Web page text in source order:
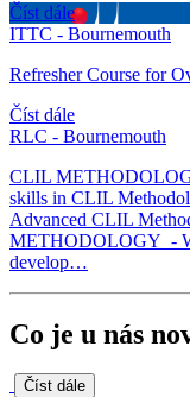
Číst dále
ITTC - Bournemouth
Refresher Course for
Číst dále
RLC - Bournemouth
CLIL
skills in CLIL
Advanced CLIL
METHODOLOGY -
develop…
Co je u nás
Číst dále